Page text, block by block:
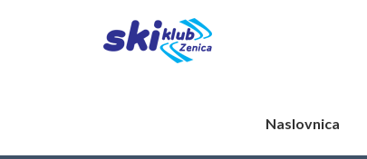
Naslovnica